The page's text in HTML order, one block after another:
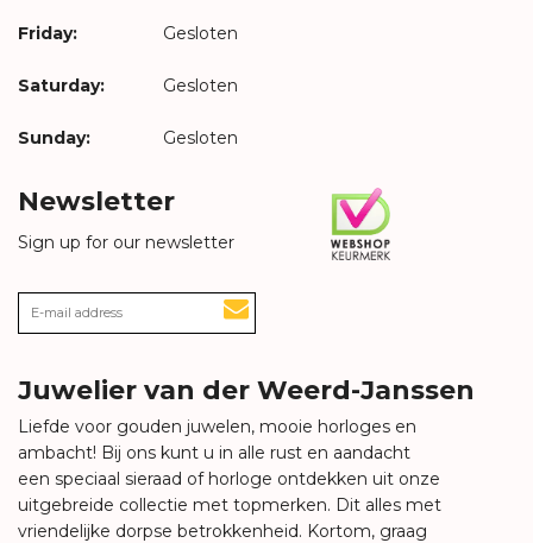
Friday: Gesloten
Saturday: Gesloten
Sunday: Gesloten
Newsletter
Sign up for our newsletter
Juwelier van der Weerd-Janssen
Liefde voor gouden juwelen, mooie horloges en
ambacht! Bij ons kunt u in alle rust en aandacht
een speciaal sieraad of horloge ontdekken uit onze
uitgebreide collectie met topmerken. Dit alles met
vriendelijke dorpse betrokkenheid. Kortom, graag